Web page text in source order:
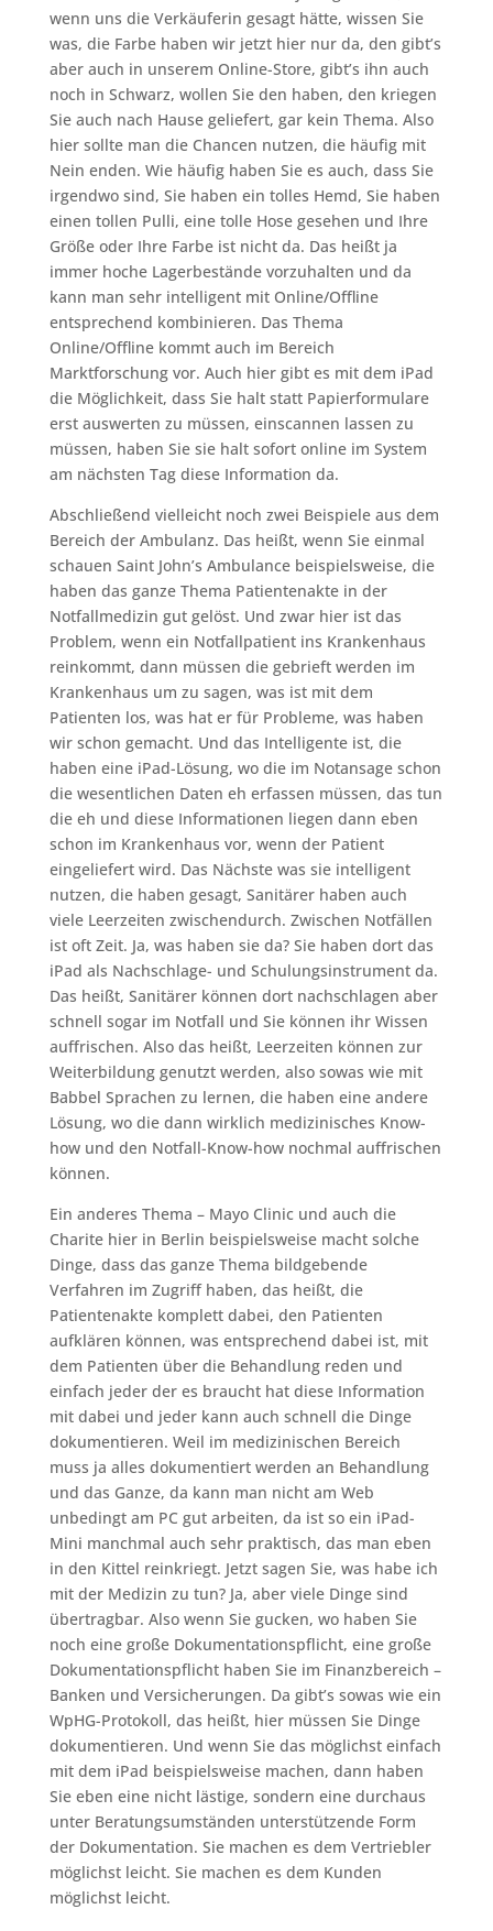
wenn uns die Verkäuferin gesagt hätte, wissen Sie
was, die Farbe haben wir jetzt hier nur da, den gibt’s
aber auch in unserem Online-Store, gibt’s ihn auch
noch in Schwarz, wollen Sie den haben, den kriegen
Sie auch nach Hause geliefert, gar kein Thema. Also
hier sollte man die Chancen nutzen, die häufig mit
Nein enden. Wie häufig haben Sie es auch, dass Sie
irgendwo sind, Sie haben ein tolles Hemd, Sie haben
einen tollen Pulli, eine tolle Hose gesehen und Ihre
Größe oder Ihre Farbe ist nicht da. Das heißt ja
immer hoche Lagerbestände vorzuhalten und da
kann man sehr intelligent mit Online/Offline
entsprechend kombinieren. Das Thema
Online/Offline kommt auch im Bereich
Marktforschung vor. Auch hier gibt es mit dem iPad
die Möglichkeit, dass Sie halt statt Papierformulare
erst auswerten zu müssen, einscannen lassen zu
müssen, haben Sie sie halt sofort online im System
am nächsten Tag diese Information da.
Abschließend vielleicht noch zwei Beispiele aus dem
Bereich der Ambulanz. Das heißt, wenn Sie einmal
schauen Saint John’s Ambulance beispielsweise, die
haben das ganze Thema Patientenakte in der
Notfallmedizin gut gelöst. Und zwar hier ist das
Problem, wenn ein Notfallpatient ins Krankenhaus
reinkommt, dann müssen die gebrieft werden im
Krankenhaus um zu sagen, was ist mit dem
Patienten los, was hat er für Probleme, was haben
wir schon gemacht. Und das Intelligente ist, die
haben eine iPad-Lösung, wo die im Notansage schon
die wesentlichen Daten eh erfassen müssen, das tun
die eh und diese Informationen liegen dann eben
schon im Krankenhaus vor, wenn der Patient
eingeliefert wird. Das Nächste was sie intelligent
nutzen, die haben gesagt, Sanitärer haben auch
viele Leerzeiten zwischendurch. Zwischen Notfällen
ist oft Zeit. Ja, was haben sie da? Sie haben dort das
iPad als Nachschlage- und Schulungsinstrument da.
Das heißt, Sanitärer können dort nachschlagen aber
schnell sogar im Notfall und Sie können ihr Wissen
auffrischen. Also das heißt, Leerzeiten können zur
Weiterbildung genutzt werden, also sowas wie mit
Babbel Sprachen zu lernen, die haben eine andere
Lösung, wo die dann wirklich medizinisches Know-
how und den Notfall-Know-how nochmal auffrischen
können.
Ein anderes Thema – Mayo Clinic und auch die
Charite hier in Berlin beispielsweise macht solche
Dinge, dass das ganze Thema bildgebende
Verfahren im Zugriff haben, das heißt, die
Patientenakte komplett dabei, den Patienten
aufklären können, was entsprechend dabei ist, mit
dem Patienten über die Behandlung reden und
einfach jeder der es braucht hat diese Information
mit dabei und jeder kann auch schnell die Dinge
dokumentieren. Weil im medizinischen Bereich
muss ja alles dokumentiert werden an Behandlung
und das Ganze, da kann man nicht am Web
unbedingt am PC gut arbeiten, da ist so ein iPad-
Mini manchmal auch sehr praktisch, das man eben
in den Kittel reinkriegt. Jetzt sagen Sie, was habe ich
mit der Medizin zu tun? Ja, aber viele Dinge sind
übertragbar. Also wenn Sie gucken, wo haben Sie
noch eine große Dokumentationspflicht, eine große
Dokumentationspflicht haben Sie im Finanzbereich –
Banken und Versicherungen. Da gibt’s sowas wie ein
WpHG-Protokoll, das heißt, hier müssen Sie Dinge
dokumentieren. Und wenn Sie das möglichst einfach
mit dem iPad beispielsweise machen, dann haben
Sie eben eine nicht lästige, sondern eine durchaus
unter Beratungsumständen unterstützende Form
der Dokumentation. Sie machen es dem Vertriebler
möglichst leicht. Sie machen es dem Kunden
möglichst leicht.